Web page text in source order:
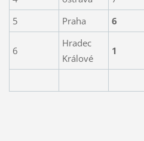
5
Praha 6
6
Hradec
Králové
1